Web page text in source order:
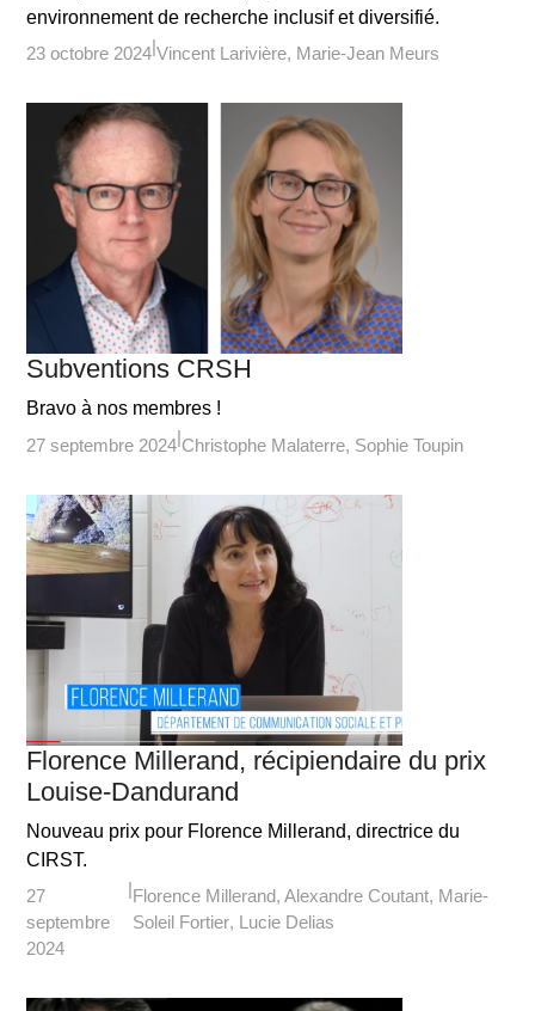
environnement de recherche inclusif et diversifié.
23 octobre 2024 Vincent Larivière Marie-Jean Meurs
Subventions CRSH
Bravo à nos membres !
27 septembre 2024 Christophe Malaterre Sophie Toupin
Florence Millerand, récipiendaire du prix
Louise-Dandurand
Nouveau prix pour Florence Millerand, directrice du
CIRST.
27
septembre
2024
Florence Millerand Alexandre Coutant Marie-
Soleil Fortier Lucie Delias